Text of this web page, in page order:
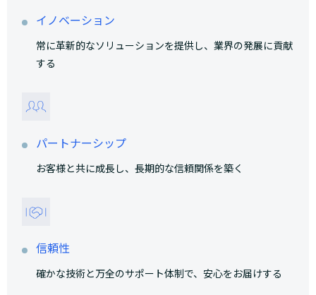
イノベーション
常に革新的なソリューションを提供し、業界の発展に貢献
する
パートナーシップ
お客様と共に成長し、長期的な信頼関係を築く
信頼性
確かな技術と万全のサポート体制で、安心をお届けする